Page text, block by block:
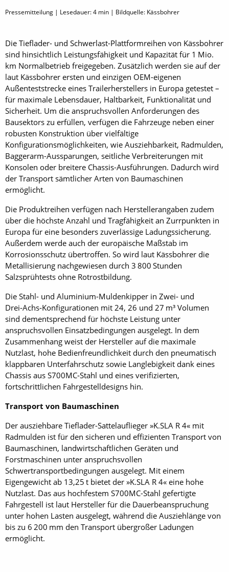
Pressemitteilung | Lesedauer:4 min | Bildquelle: Kässbohrer
Die Tieflader- und Schwerlast-Plattformreihen von Kässbohrer
sind hinsichtlich Leistungsfähigkeit und Kapazität für 1 Mio.
km Normalbetrieb freigegeben. Zusätzlich werden sie auf der
laut Kässbohrer ersten und einzigen OEM-eigenen
Außenteststrecke eines Trailerherstellers in Europa getestet –
für maximale Lebensdauer, Haltbarkeit, Funktionalität und
Sicherheit. Um die anspruchsvollen Anforderungen des
Bausektors zu erfüllen, verfügen die Fahrzeuge neben einer
robusten Konstruktion über vielfältige
Konfigurationsmöglichkeiten, wie Ausziehbarkeit, Radmulden,
Baggerarm-Aussparungen, seitliche Verbreiterungen mit
Konsolen oder breitere Chassis-Ausführungen. Dadurch wird
der Transport sämtlicher Arten von Baumaschinen
ermöglicht.
Die Produktreihen verfügen nach Herstellerangaben zudem
über die höchste Anzahl und Tragfähigkeit an Zurrpunkten in
Europa für eine besonders zuverlässige Ladungssicherung.
Außerdem werde auch der europäische Maßstab im
Korrosionsschutz übertroffen. So wird laut Kässbohrer die
Metallisierung nachgewiesen durch 3 800 Stunden
Salzsprühtests ohne Rotrostbildung.
Die Stahl- und Aluminium-Muldenkipper in Zwei‑ und
Drei‑Achs‑Konfigurationen mit 24, 26 und ​​27 m³ Volumen
sind dementsprechend für höchste Leistung unter
anspruchsvollen Einsatzbedingungen ausgelegt. In dem
Zusammenhang weist der Hersteller auf die maximale
Nutzlast, hohe Bedienfreundlichkeit durch den pneumatisch
klappbaren Unterfahrschutz sowie Langlebigkeit dank eines
Chassis aus S700MC‑Stahl und eines verifizierten,
fortschrittlichen Fahrgestelldesigns hin.
Transport von Baumaschinen
Der ausziehbare Tieflader-Sattelauflieger »K.SLA R 4« mit
Radmulden ist für den sicheren und effizienten Transport von
Baumaschinen, landwirtschaftlichen Geräten und
Forstmaschinen unter anspruchsvollen
Schwertransportbedingungen ausgelegt. Mit einem
Eigengewicht ab 13,25 t bietet der »K.SLA R 4« eine hohe
Nutzlast. Das aus hochfestem S700MC-Stahl gefertigte
Fahrgestell ist laut Hersteller für die Dauerbeanspruchung
unter hohen Lasten ausgelegt, während die Ausziehlänge von
bis zu 6 200 mm den Transport übergroßer Ladungen
ermöglicht.